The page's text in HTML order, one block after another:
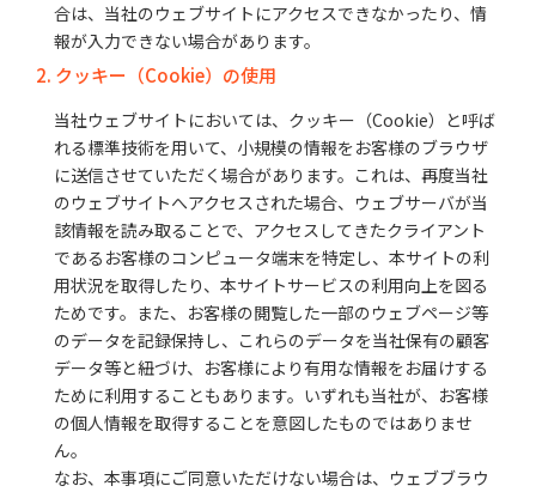
合は、当社のウェブサイトにアクセスできなかったり、情
報が入力できない場合があります。
2. クッキー（Cookie）の使用
当社ウェブサイトにおいては、クッキー（Cookie）と呼ば
れる標準技術を用いて、小規模の情報をお客様のブラウザ
に送信させていただく場合があります。これは、再度当社
のウェブサイトへアクセスされた場合、ウェブサーバが当
該情報を読み取ることで、アクセスしてきたクライアント
であるお客様のコンピュータ端末を特定し、本サイトの利
用状況を取得したり、本サイトサービスの利用向上を図る
ためです。また、お客様の閲覧した一部のウェブページ等
のデータを記録保持し、これらのデータを当社保有の顧客
データ等と紐づけ、お客様により有用な情報をお届けする
ために利用することもあります。いずれも当社が、お客様
の個人情報を取得することを意図したものではありませ
ん。
なお、本事項にご同意いただけない場合は、ウェブブラウ